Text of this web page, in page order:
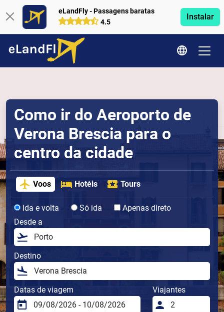
eLandFly - Passagens baratas
4.5
Instalar
Como ir do Aeroporto de
Verona Brescia para o
centro da cidade
Voos Hotéis Tours
Ida e volta Só ida
Apenas direto
Desde a
Destino
Datas de viagem Viajantes